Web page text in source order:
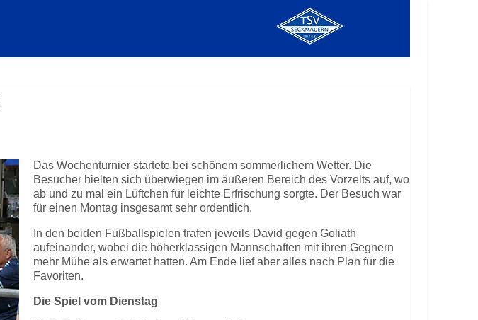
Das Wochenturnier startete bei schönem sommerlichem Wetter. Die
Besucher hielten sich überwiegen im äußeren Bereich des Vorzelts auf, wo
ab und zu mal ein Lüftchen für leichte Erfrischung sorgte. Der Besuch war
für einen Montag insgesamt sehr ordentlich.
In den beiden Fußballspielen trafen jeweils David gegen Goliath
aufeinander, wobei die höherklassigen Mannschaften mit ihren Gegnern
mehr Mühe als erwartet hatten. Am Ende lief aber alles nach Plan für die
Favoriten.
Die Spiel vom Dienstag